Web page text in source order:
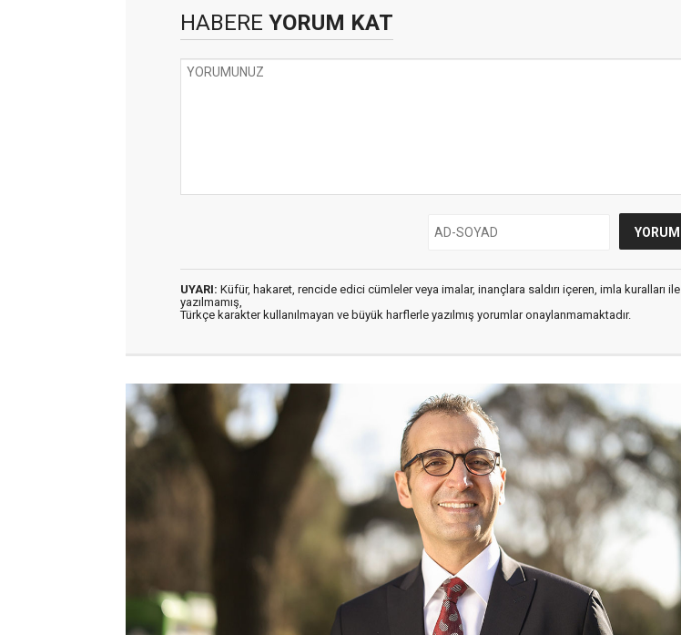
HABERE YORUM KAT
UYARI: Küfür, hakaret, rencide edici cümleler veya imalar, inançlara saldırı içeren, imla kuralları ile
yazılmamış,
Türkçe karakter kullanılmayan ve büyük harflerle yazılmış yorumlar onaylanmamaktadır.